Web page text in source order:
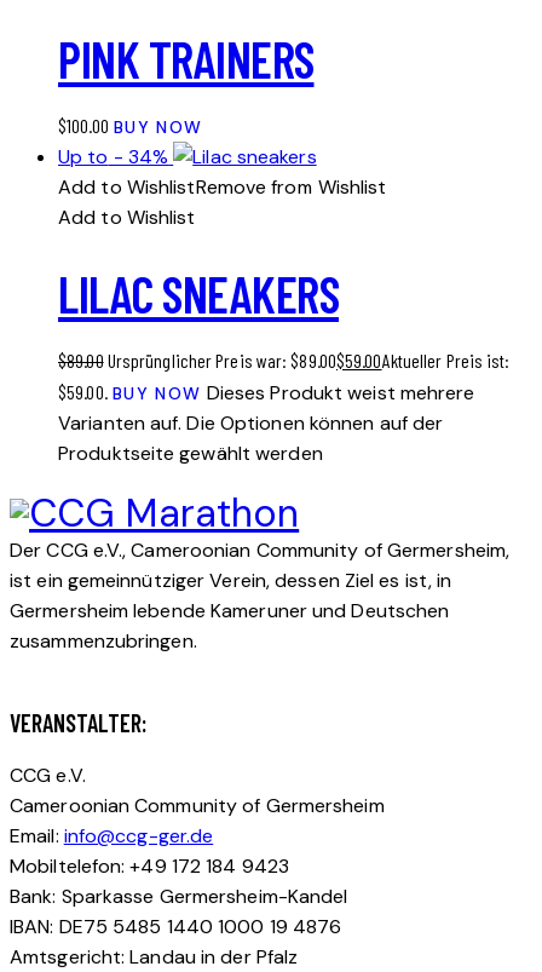
PINK TRAINERS
$100.00 BUY NOW
Up to - 34%
Add to WishlistRemove from Wishlist
Add to Wishlist
LILAC SNEAKERS
$89.00Ursprünglicher Preis war: $89.00$59.00Aktueller Preis ist:
$59.00. BUY NOW Dieses Produkt weist mehrere
Varianten auf. Die Optionen können auf der
Produktseite gewählt werden
Der CCG e.V., Cameroonian Community of Germersheim,
ist ein gemeinnütziger Verein, dessen Ziel es ist, in
Germersheim lebende Kameruner und Deutschen
zusammenzubringen.
VERANSTALTER:
CCG e.V.
Cameroonian Community of Germersheim
Email: info@ccg-ger.de
Mobiltelefon: +49 172 184 9423
Bank: Sparkasse Germersheim-Kandel
IBAN: DE75 5485 1440 1000 19 4876
Amtsgericht: Landau in der Pfalz